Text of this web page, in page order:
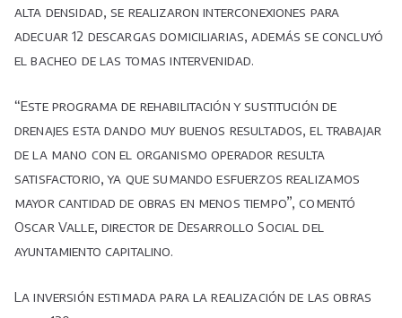
alta densidad, se realizaron interconexiones para
adecuar 12 descargas domiciliarias, además se concluyó
el bacheo de las tomas intervenidad.
“Este programa de rehabilitación y sustitución de
drenajes esta dando muy buenos resultados, el trabajar
de la mano con el organismo operador resulta
satisfactorio, ya que sumando esfuerzos realizamos
mayor cantidad de obras en menos tiempo”, comentó
Oscar Valle, director de Desarrollo Social del
ayuntamiento capitalino.
La inversión estimada para la realización de las obras